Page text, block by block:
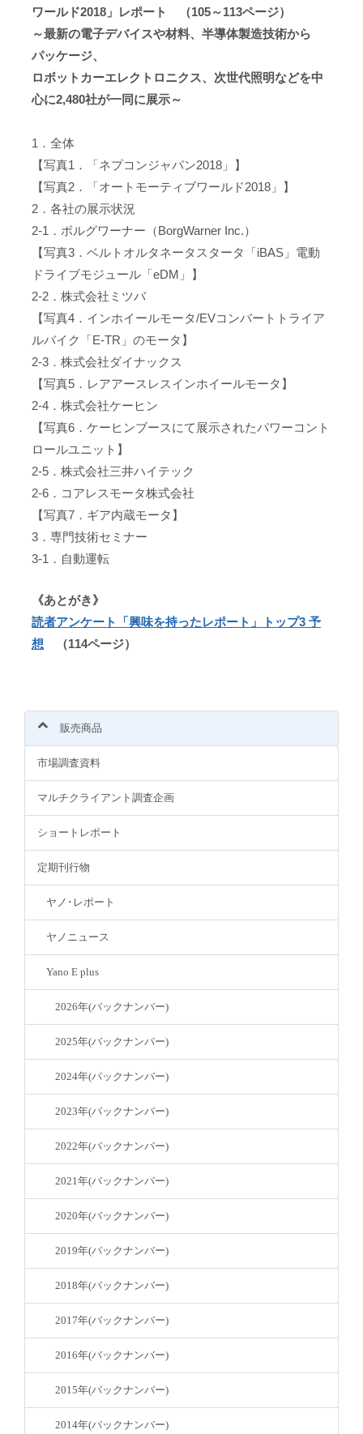
ワールド2018」レポート （105～113ページ）
～最新の電子デバイスや材料、半導体製造技術から
パッケージ、
ロボットカーエレクトロニクス、次世代照明などを中
心に2,480社が一同に展示～
1．全体
【写真1．「ネプコンジャパン2018」】
【写真2．「オートモーティブワールド2018」】
2．各社の展示状況
2-1．ボルグワーナー（BorgWarner Inc.）
【写真3．ベルトオルタネータスタータ「iBAS」電動
ドライブモジュール「eDM」】
2-2．株式会社ミツバ
【写真4．インホイールモータ/EVコンバートトライア
ルバイク「E-TR」のモータ】
2-3．株式会社ダイナックス
【写真5．レアアースレスインホイールモータ】
2-4．株式会社ケーヒン
【写真6．ケーヒンブースにて展示されたパワーコント
ロールユニット】
2-5．株式会社三井ハイテック
2-6．コアレスモータ株式会社
【写真7．ギア内蔵モータ】
3．専門技術セミナー
3-1．自動運転
《あとがき》
読者アンケート「興味を持ったレポート」トップ3 予
想 （114ページ）
販売商品
市場調査資料
マルチクライアント調査企画
ショートレポート
定期刊行物
ヤノ･レポート
ヤノニュース
Yano E plus
2026年(バックナンバー)
2025年(バックナンバー)
2024年(バックナンバー)
2023年(バックナンバー)
2022年(バックナンバー)
2021年(バックナンバー)
2020年(バックナンバー)
2019年(バックナンバー)
2018年(バックナンバー)
2017年(バックナンバー)
2016年(バックナンバー)
2015年(バックナンバー)
2014年(バックナンバー)